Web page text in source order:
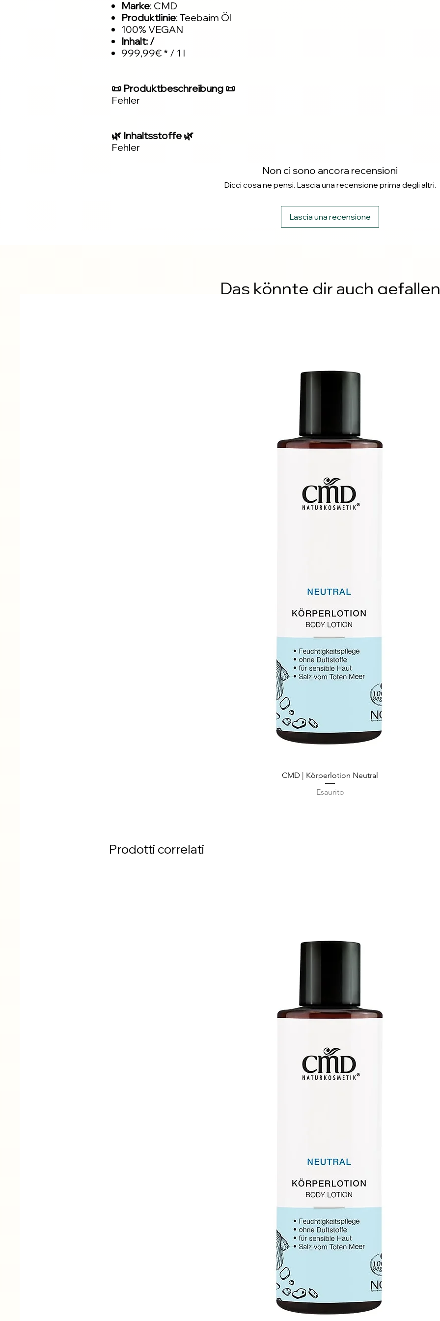
Marke: CMD
Produktlinie: Teebaim Öl
100% VEGAN
Inhalt: /
999,99€ * / 1 l
📜 Produktbeschreibung 📜
Fehler
🌿 Inhaltsstoffe 🌿
Fehler
Non ci sono ancora recensioni
Dicci cosa ne pensi. Lascia una recensione prima degli altri.
Lascia una recensione
Das könnte dir auch gefallen
Vista rapida
CMD | Körperlotion Neutral
Esaurito
Prodotti correlati